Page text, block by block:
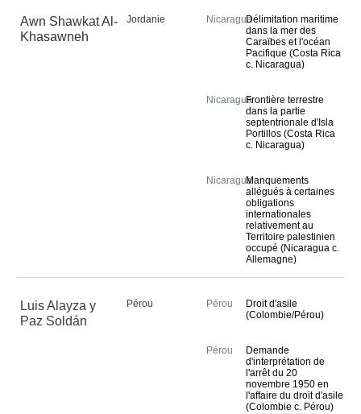
Awn Shawkat Al-
Khasawneh
Jordanie NicaraguaDélimitation maritime
dans la mer des
Caraïbes et l'océan
Pacifique (Costa Rica
c. Nicaragua)
NicaraguaFrontière terrestre
dans la partie
septentrionale d'Isla
Portillos (Costa Rica
c. Nicaragua)
NicaraguaManquements
allégués à certaines
obligations
internationales
relativement au
Territoire palestinien
occupé (Nicaragua c.
Allemagne)
Luis Alayza y
Paz Soldán
Pérou Pérou
Droit d'asile
(Colombie/Pérou)
Pérou
Demande
d'interprétation de
l'arrêt du 20
novembre 1950 en
l'affaire du droit d'asile
(Colombie c. Pérou)
Affaires contentieuses
Règlement de la Cour